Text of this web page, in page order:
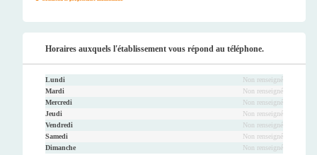
Horaires auxquels l'établissement vous répond au téléphone.
Lundi
Non renseigné
Mardi
Non renseigné
Mercredi
Non renseigné
Jeudi
Non renseigné
Vendredi
Non renseigné
Samedi
Non renseigné
Dimanche
Non renseigné